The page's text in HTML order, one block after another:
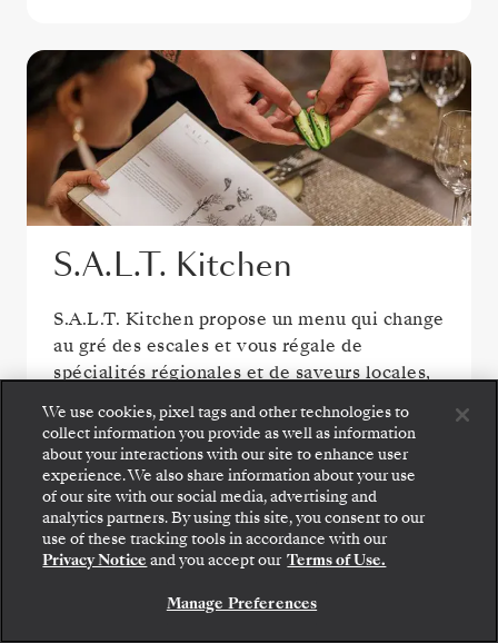
S.A.L.T. Kitchen
S.A.L.T. Kitchen propose un menu qui change
au gré des escales et vous régale de
spécialités régionales et de saveurs locales,
intégralement préparées à partir
d’ingrédients d’origine responsable. Avec
plus de 160 vins régionaux pour soigner les
accords, c’est la promesse d’un voyage
gastronomique en immersion totale, en
pleine mer.
We use cookies, pixel tags and other technologies to
collect information you provide as well as information
about your interactions with our site to enhance user
experience. We also share information about your use
of our site with our social media, advertising and
analytics partners. By using this site, you consent to our
use of these tracking tools in accordance with our
Privacy Notice and you accept our Terms of Use.
Manage Preferences